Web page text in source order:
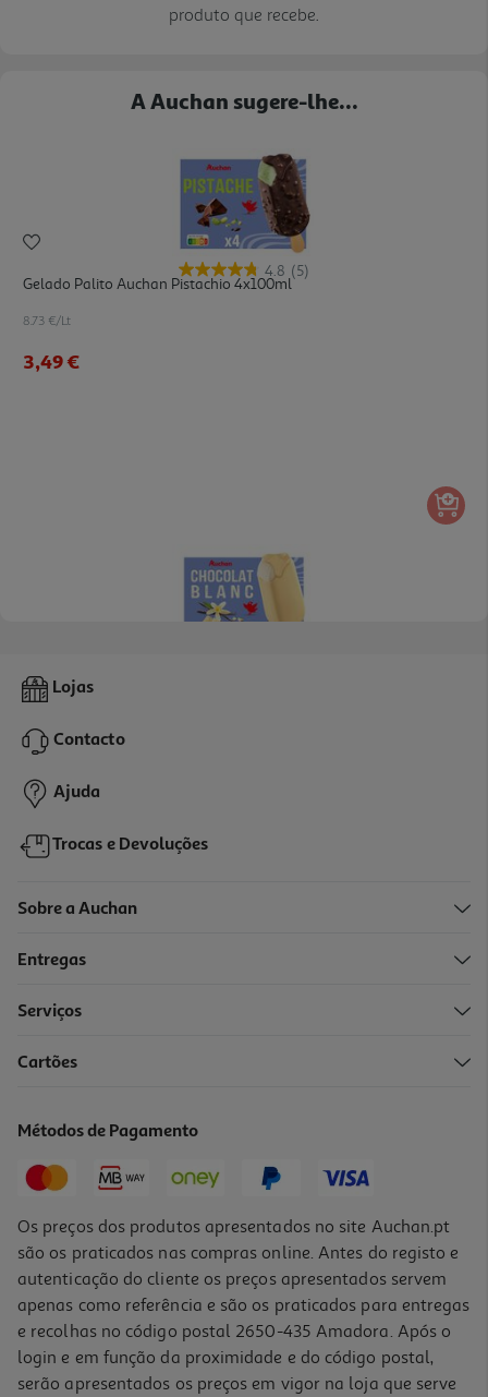
produto que recebe.
A Auchan sugere-lhe...
4.8 (5)
Gelado Palito Auchan Pistachio 4x100ml
8.73 €/Lt
3,49 €
Gelado Palito Auchan Chocolate Branco 4x110ml
2,49 €
Lojas
Contacto
Ajuda
Trocas e Devoluções
Sobre a Auchan
Entregas
Serviços
Cartões
Métodos de Pagamento
Os preços dos produtos apresentados no site Auchan.pt
são os praticados nas compras online. Antes do registo e
autenticação do cliente os preços apresentados servem
apenas como referência e são os praticados para entregas
e recolhas no código postal 2650-435 Amadora. Após o
login e em função da proximidade e do código postal,
serão apresentados os preços em vigor na loja que serve